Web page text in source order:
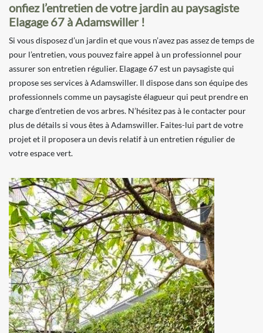
onfiez l’entretien de votre jardin au paysagiste
Elagage 67 à Adamswiller !
Si vous disposez d’un jardin et que vous n’avez pas assez de temps de
pour l’entretien, vous pouvez faire appel à un professionnel pour
assurer son entretien régulier. Elagage 67 est un paysagiste qui
propose ses services à Adamswiller. Il dispose dans son équipe des
professionnels comme un paysagiste élagueur qui peut prendre en
charge d’entretien de vos arbres. N’hésitez pas à le contacter pour
plus de détails si vous êtes à Adamswiller. Faites-lui part de votre
projet et il proposera un devis relatif à un entretien régulier de
votre espace vert.